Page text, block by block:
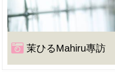
茉ひるMahiru專訪